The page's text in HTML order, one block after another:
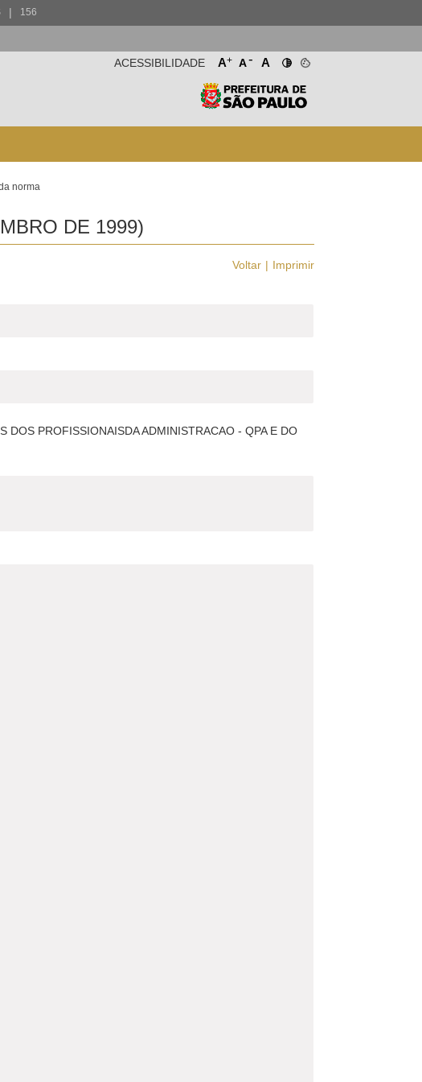
| 156
A+ A- A
ACESSIBILIDADE
norma
DE 1999)
Voltar Imprimir
DOS PROFISSIONAISDA ADMINISTRACAO - QPA E DO